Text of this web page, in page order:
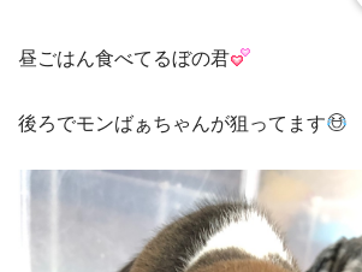
昼ごはん食べてるぼの君
後ろでモンばぁちゃんが狙ってます